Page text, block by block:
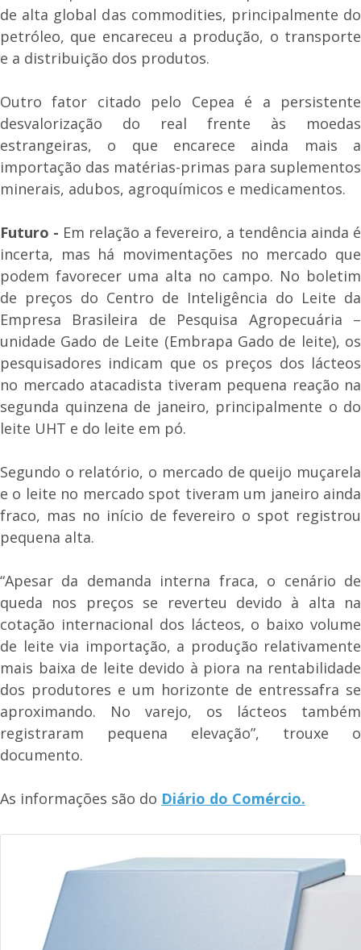
de alta global das commodities, principalmente do
petróleo, que encareceu a produção, o transporte
e a distribuição dos produtos.
Outro fator citado pelo Cepea é a persistente
desvalorização do real frente às moedas
estrangeiras, o que encarece ainda mais a
importação das matérias-primas para suplementos
minerais, adubos, agroquímicos e medicamentos.
Futuro - Em relação a fevereiro, a tendência ainda é
incerta, mas há movimentações no mercado que
podem favorecer uma alta no campo. No boletim
de preços do Centro de Inteligência do Leite da
Empresa Brasileira de Pesquisa Agropecuária –
unidade Gado de Leite (Embrapa Gado de leite), os
pesquisadores indicam que os preços dos lácteos
no mercado atacadista tiveram pequena reação na
segunda quinzena de janeiro, principalmente o do
leite UHT e do leite em pó.
Segundo o relatório, o mercado de queijo muçarela
e o leite no mercado spot tiveram um janeiro ainda
fraco, mas no início de fevereiro o spot registrou
pequena alta.
“Apesar da demanda interna fraca, o cenário de
queda nos preços se reverteu devido à alta na
cotação internacional dos lácteos, o baixo volume
de leite via importação, a produção relativamente
mais baixa de leite devido à piora na rentabilidade
dos produtores e um horizonte de entressafra se
aproximando. No varejo, os lácteos também
registraram pequena elevação”, trouxe o
documento.
As informações são do Diário do Comércio.